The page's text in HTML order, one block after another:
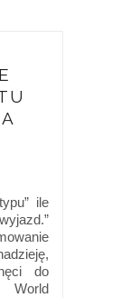
ile
do
World